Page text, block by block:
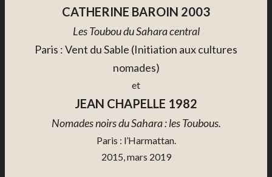
CATHERINE BAROIN 2003
Les Toubou du Sahara central
Paris : Vent du Sable (Initiation aux cultures
nomades)
et
JEAN CHAPELLE 1982
Nomades noirs du Sahara : les Toubous.
Paris : l’Harmattan.
2015, mars 2019